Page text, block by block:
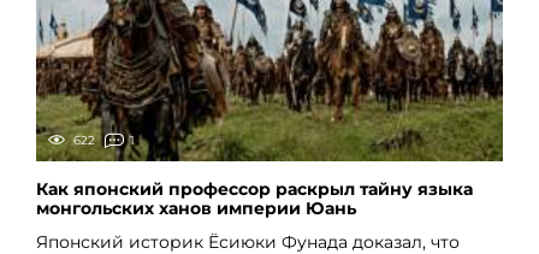
622 1
Как японский профессор раскрыл тайну языка
монгольских ханов империи Юань
Японский историк Ёсиюки Фунада доказал, что